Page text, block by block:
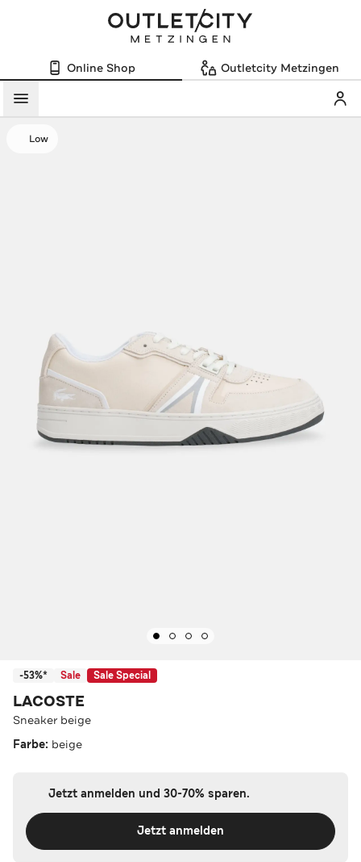
Online Shop Outletcity Metzingen
Menü
Low
-53%* Sale Sale Special
LACOSTE
Sneaker beige
Farbe: beige
Jetzt anmelden und 30-70% sparen.
Jetzt anmelden